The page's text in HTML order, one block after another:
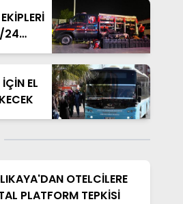
24
EL
OTELCİLERE
PLATFORM TEPKİSİ